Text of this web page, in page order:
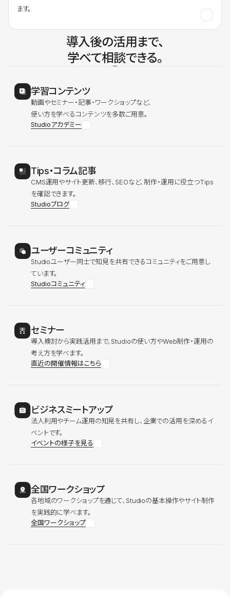
ます。
導入後の活用まで、
学べて相談できる。
学習コンテンツ
動画やセミナー・記事・ワークショップなど、
使い方を学べるコンテンツを多数ご用意。
Studioアカデミー
Tips・コラム記事
CMS運用やサイト更新、移行、SEOなど、制作・運用に役立つTips
を確認できます。
Studioブログ
ユーザーコミュニティ
Studioユーザー同士で知見を共有できるコミュニティをご用意し
ています。
Studioコミュニティ
セミナー
導入検討から実践活用まで、Studioの使い方やWeb制作・運用の
考え方を学べます。
直近の開催情報はこちら
ビジネスミートアップ
法人利用やチーム運用の知見を共有し、企業での活用を深めるイ
ベントです。
イベントの様子を見る
全国ワークショップ
各地域のワークショップを通じて、Studioの基本操作やサイト制作
を実践的に学べます。
全国ワークショップ